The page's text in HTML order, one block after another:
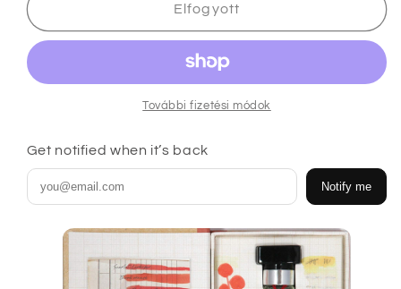
ml
ml
növelése
Elfogyott
További fizetési módok
Get notified when it’s back
Notify me